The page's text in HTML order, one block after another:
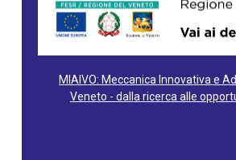
MIAIVO: Meccanica Innovativa e
Veneto - dalla ricerca alle